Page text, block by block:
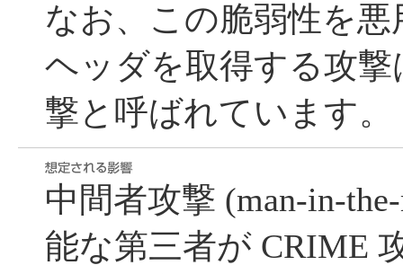
なお、この脆弱性を悪
ヘッダを取得する攻撃
撃と呼ばれています。
中間者攻撃 (man-in-
能な第三者が CRIME